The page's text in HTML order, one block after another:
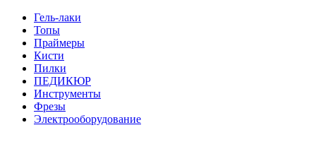
Гель-лаки
Топы
Праймеры
Кисти
Пилки
ПЕДИКЮР
Инструменты
Фрезы
Электрооборудование